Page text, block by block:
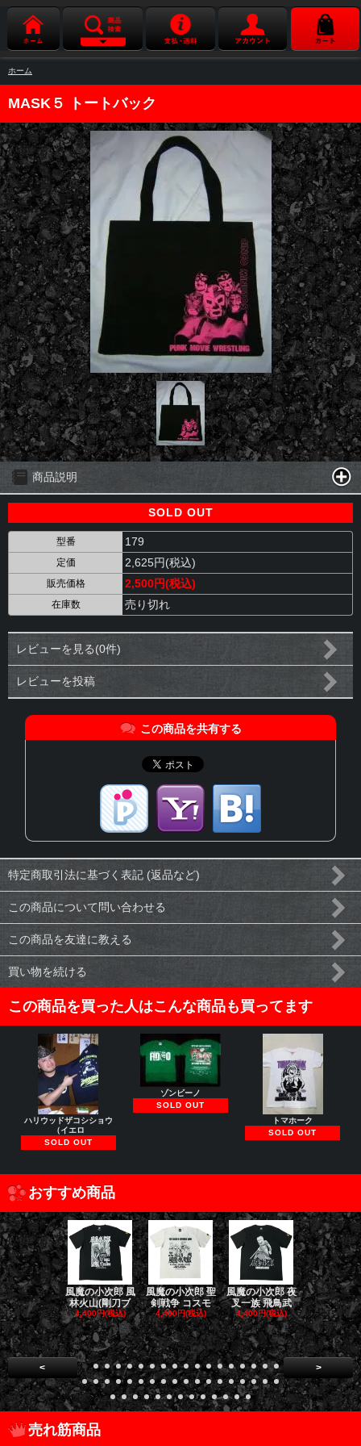
ホーム
MASK５ トートバック
商品説明
SOLD OUT
型番 179
定価 2,625円(税込)
販売価格 2,500円(税込)
在庫数 売り切れ
レビューを見る(0件)
レビューを投稿
この商品を共有する
特定商取引法に基づく表記 (返品など)
この商品について問い合わせる
この商品を友達に教える
買い物を続ける
この商品を買った人はこんな商品も買ってます
ハリウッドザコシショウ
（イエロ
SOLD OUT
ゾンビーノ
SOLD OUT
トマホーク
SOLD OUT
おすすめ商品
風魔の小次郎 風
林火山(剛刀ブ
4,400円(税込)
風魔の小次郎 聖
剣戦争 コスモ
4,400円(税込)
風魔の小次郎 夜
叉一族 飛鳥武
4,400円(税込)
風魔の小次
魔一族 竜
4,400円(税
< >
売れ筋商品